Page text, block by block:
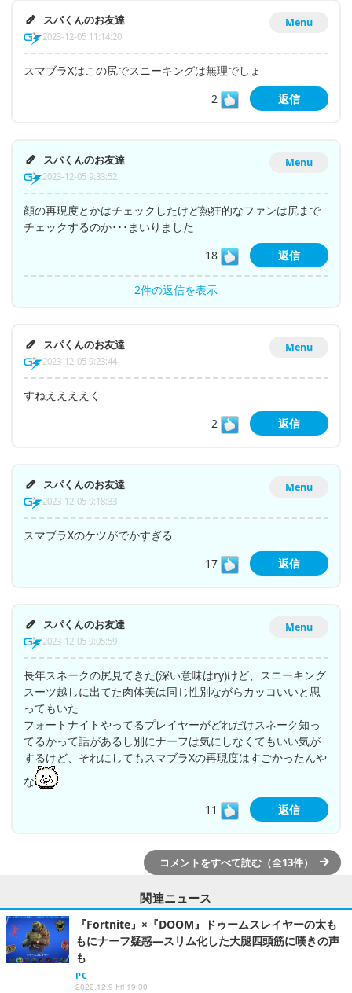
Menu
スパくんのお友達
2023-12-05 11:14:20
スマブラXはこの尻でスニーキングは無理でしょ
2
返信
Menu
スパくんのお友達
2023-12-05 9:33:52
顔の再現度とかはチェックしたけど熱狂的なファンは尻まで
チェックするのか･･･まいりました
18
返信
2件の返信を表示
Menu
スパくんのお友達
2023-12-05 9:23:44
すねええええく
2
返信
Menu
スパくんのお友達
2023-12-05 9:18:33
スマブラXのケツがでかすぎる
17
返信
Menu
スパくんのお友達
2023-12-05 9:05:59
長年スネークの尻見てきた(深い意味はry)けど、スニーキング
スーツ越しに出てた肉体美は同じ性別ながらカッコいいと思
ってもいた
フォートナイトやってるプレイヤーがどれだけスネーク知っ
てるかって話があるし別にナーフは気にしなくてもいい気が
するけど、それにしてもスマブラXの再現度はすごかったんや
な
11
返信
コメントをすべて読む（全13件）
関連ニュース
『Fortnite』×『DOOM』ドゥームスレイヤーの太も
もにナーフ疑惑―スリム化した大腿四頭筋に嘆きの声
も
PC
2022.12.9 Fri 19:30